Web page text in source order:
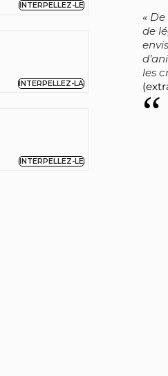
INTERPELLEZ-LE
INTERPELLEZ-LA
INTERPELLEZ-LE
de
les